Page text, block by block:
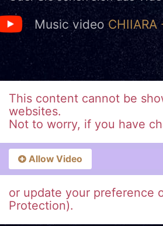
Music video
This content cannot be
websites.
Not to worry, if you have
Allow Video
or update your preference
Protection).